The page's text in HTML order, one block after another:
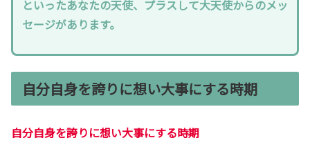
といったあなたの天使、プラスして大天使からのメッ
セージがあります。
自分自身を誇りに想い大事にする時期
自分自身を誇りに想い大事にする時期